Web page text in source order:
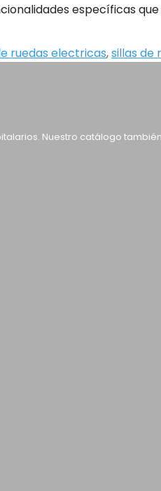
específicas
ruedas electricas,sillas de
Nuestro catálogo